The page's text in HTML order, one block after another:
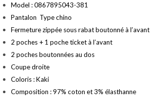
Model : 0867895043-381
Pantalon Type chino
Fermeture zippée sous rabat boutonné à l’avant
2 poches + 1 poche ticket à l’avant
2 poches boutonnées au dos
Coupe droite
Coloris : Kaki
Composition : 97% coton et 3% élasthanne